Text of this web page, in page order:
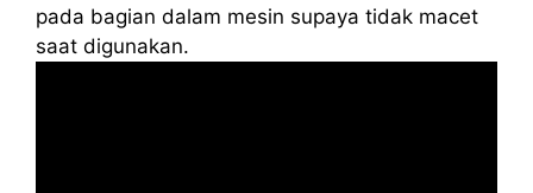
pada bagian dalam mesin supaya tidak macet
saat digunakan.